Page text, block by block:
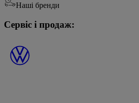
Наші бренди
Сервіс і продаж: